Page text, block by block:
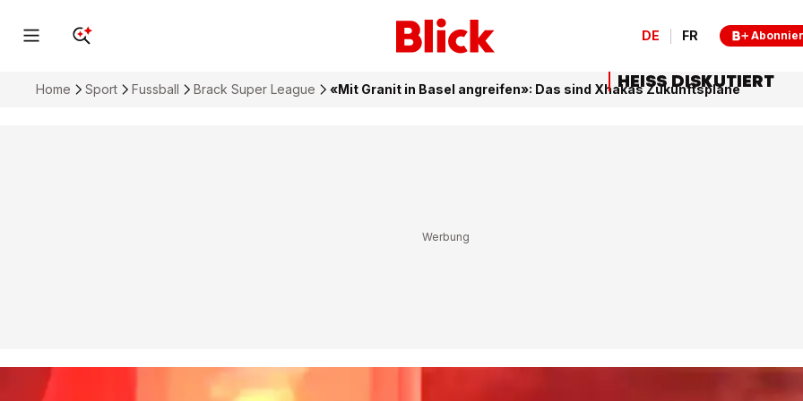
DE FR
Home Sport Fussball Brack Super League «Mit Granit in Basel angreifen»: Das sind Xhakas Zukunftspläne
HEISS DISKUTIERT